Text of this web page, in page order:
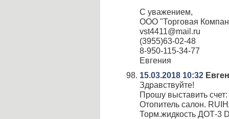
С уважением,
ООО "Торговая
vst4411@mail.ru
(3955)63-02-48
8-950-115-34-77
Евгения
15.03.2018 10:32
Здравствуйте!
Прошу выставить счет:
Отопитель салон.
Торм.жидкость ДОТ-3